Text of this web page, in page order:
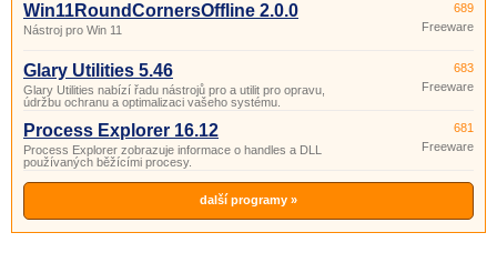
Win11RoundCornersOffline 2.0.0
Nástroj pro Win 11
689
Freeware
Glary Utilities 5.46
Glary Utilities nabízí řadu nástrojů pro a utilit pro opravu,
údržbu ochranu a optimalizaci vašeho systému.
683
Freeware
Process Explorer 16.12
Process Explorer zobrazuje informace o handles a DLL
používaných běžícími procesy.
681
Freeware
další programy »